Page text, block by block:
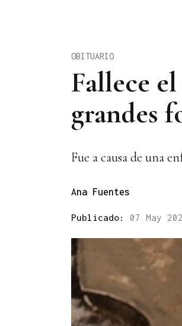
Fallece
grandes
OBITUARIO
Fue a causa de una
Ana Fuentes
Publicado: 07 May